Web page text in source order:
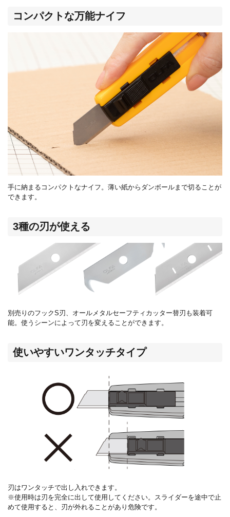
コンパクトな万能ナイフ
手に納まるコンパクトなナイフ。薄い紙からダンボールまで切ることが
できます。
3種の刃が使える
別売りのフックS刃、オールメタルセーフティカッター替刃も装着可
能。使うシーンによって刃を変えることができます。
使いやすいワンタッチタイプ
刃はワンタッチで出し入れできます。
※使用時は刃を完全に出して使用してください。スライダーを途中で止
めて使用すると、刃が外れることがあり危険です。